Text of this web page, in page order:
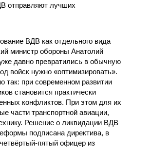
отправляют лучших
ВДВ как отдельного вида
министр обороны Анатолий
давно превратились в обычную
войск нужно «оптимизировать».
так: при современном развитии
становится практически
конфликтов. При этом для их
части транспортной авиации,
Решение о ликвидации ВДВ
подписана директива, в
пятый офицер из